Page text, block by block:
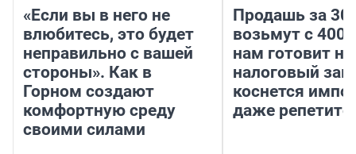
«Если вы в него не
влюбитесь, это будет
неправильно с вашей
стороны». Как в
Горном создают
комфортную среду
своими силами
Продашь за
возьмут с
нам готовит
налоговый
коснется
даже